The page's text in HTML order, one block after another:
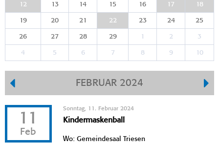
12 13 14 15 16 17 18
19 20 21 22 23 24 25
26 27 28 29 1 2 3
4 5 6 7 8 9 10
FEBRUAR 2024
11
Feb
Sonntag, 11. Februar 2024
Kindermaskenball
Wo: Gemeindesaal Triesen